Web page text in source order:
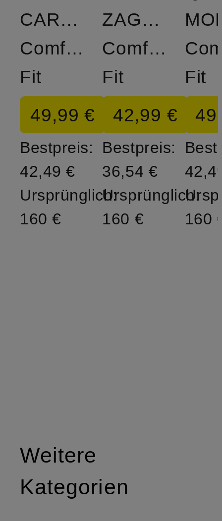
CARLSTED
Comfort
Fit
49,99 €
Bestpreis:
42,49 €
Ursprünglich:
160 €
ZAGNOLI
Comfort
Fit
42,99 €
Bestpreis:
36,54 €
Ursprünglich:
160 €
Fit
160
Weitere
Kategorien